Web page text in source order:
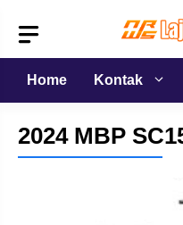
isi
Home
Kontak
2024 MBP